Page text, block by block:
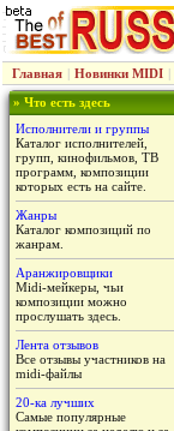
Главная | Новинки MIDI |
» Что есть здесь
Исполнители и группы
Каталог исполнителей,
групп, кинофильмов, ТВ
программ, композиции
которых есть на сайте.
Жанры
Каталог композиций по
жанрам.
Аранжировщики
Midi-мейкеры, чьи
композиции можно
прослушать здесь.
Лента отзывов
Все отзывы участников на
midi-файлы
20-ка лучших
Самые популярные